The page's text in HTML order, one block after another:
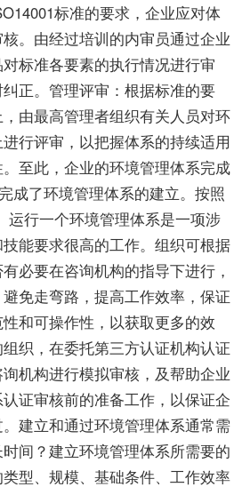
标准的要求，企业应对体
。由经过培训的内审员通过企业
标准各要素的执行情况进行审
正。管理评审：根据标准的要
由最高管理者组织有关人员对环
行评审，以把握体系的持续适用
至此，企业的环境管理体系完成
成了环境管理体系的建立。按照
运行一个环境管理体系是一项涉
能要求很高的工作。组织可根据
必要在咨询机构的指导下进行，
免走弯路，提高工作效率，保证
和可操作性，以获取更多的效
织，在委托第三方认证机构认证
机构进行模拟审核，及帮助企业
证审核前的准备工作，以保证企
建立和通过环境管理体系通常需
间？建立环境管理体系所需要的
型、规模、基础条件、工作效率